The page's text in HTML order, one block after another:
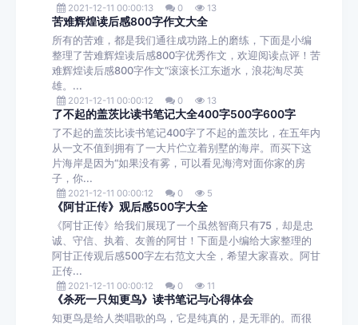
2021-12-11 00:00:13 0 13
苦难辉煌读后感800字作文大全
所有的苦难，都是我们通往成功路上的磨练，下面是小编
整理了苦难辉煌读后感800字优秀作文，欢迎阅读点评！苦
难辉煌读后感800字作文“滚滚长江东逝水，浪花淘尽英
雄。...
2021-12-11 00:00:12 0 13
了不起的盖茨比读书笔记大全400字500字600字
了不起的盖茨比读书笔记400字了不起的盖茨比，在五年内
从一文不值到拥有了一大片伫立着别墅的海岸。而买下这
片海岸是因为“如果没有雾，可以看见海湾对面你家的房
子，你...
2021-12-11 00:00:12 0 5
《阿甘正传》观后感500字大全
《阿甘正传》给我们展现了一个虽然智商只有75，却是忠
诚、守信、执着、友善的阿甘！下面是小编给大家整理的
阿甘正传观后感500字左右范文大全，希望大家喜欢。阿甘
正传...
2021-12-11 00:00:12 0 11
《杀死一只知更鸟》读书笔记与心得体会
知更鸟是给人类唱歌的鸟，它是纯真的，是无罪的。而很